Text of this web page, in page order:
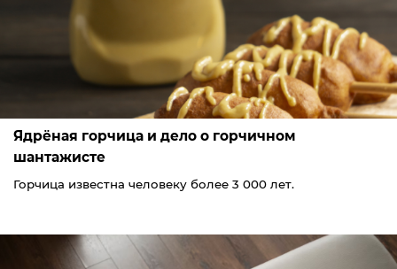
Ядрёная горчица и дело о горчичном
шантажисте
Горчица известна человеку более 3 000 лет.